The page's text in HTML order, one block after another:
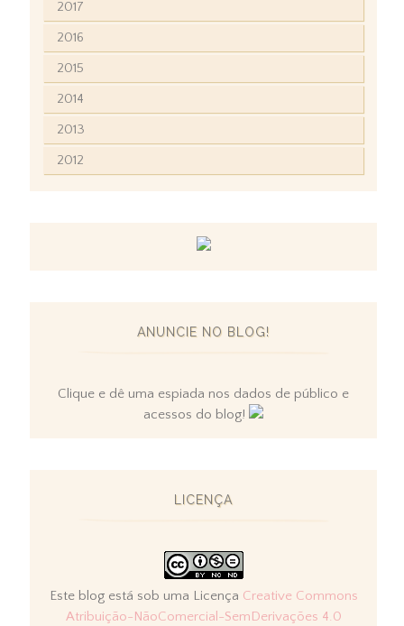
2017
2016
2015
2014
2013
2012
ANUNCIE NO BLOG!
Clique e dê uma espiada nos dados de público e
acessos do blog!
LICENÇA
Este blog está sob uma Licença Creative Commons
Atribuição-NãoComercial-SemDerivações 4.0